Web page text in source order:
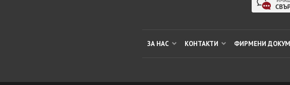
ЗА НАС КОНТАКТИ ФИРМЕНИ